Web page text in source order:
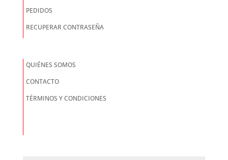
PEDIDOS
RECUPERAR CONTRASEÑA
QUIÉNES SOMOS
CONTACTO
TÉRMINOS Y CONDICIONES